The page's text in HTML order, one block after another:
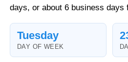
days, or about 6 business days
Tuesday
DAY OF WEEK